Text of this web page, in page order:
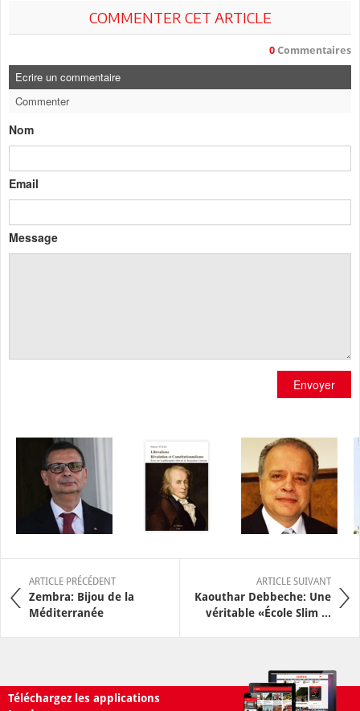
COMMENTER CET ARTICLE
0 Commentaires
Ecrire un commentaire
Commenter
Nom
Email
Message
Envoyer
ARTICLE PRÉCÉDENT
Zembra: Bijou de la
Méditerranée
ARTICLE SUIVANT
Kaouthar Debbeche: Une
véritable «École Slim ...
Téléchargez les applications